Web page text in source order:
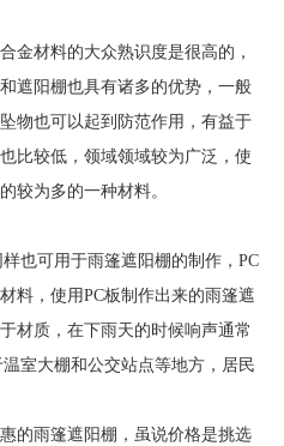
金材料的大众熟识度是很高的，
遮阳棚也具有诸多的优势，一般
物也可以起到防范作用，有益于
比较低，领域领域较为广泛，使
较为多的一种材料。
也可用于雨篷遮阳棚的制作，PC
料，使用PC板制作出来的雨篷遮
材质，在下雨天的时候响声通常
室大棚和公交站点等地方，居民
的雨篷遮阳棚，虽说价格是挑选